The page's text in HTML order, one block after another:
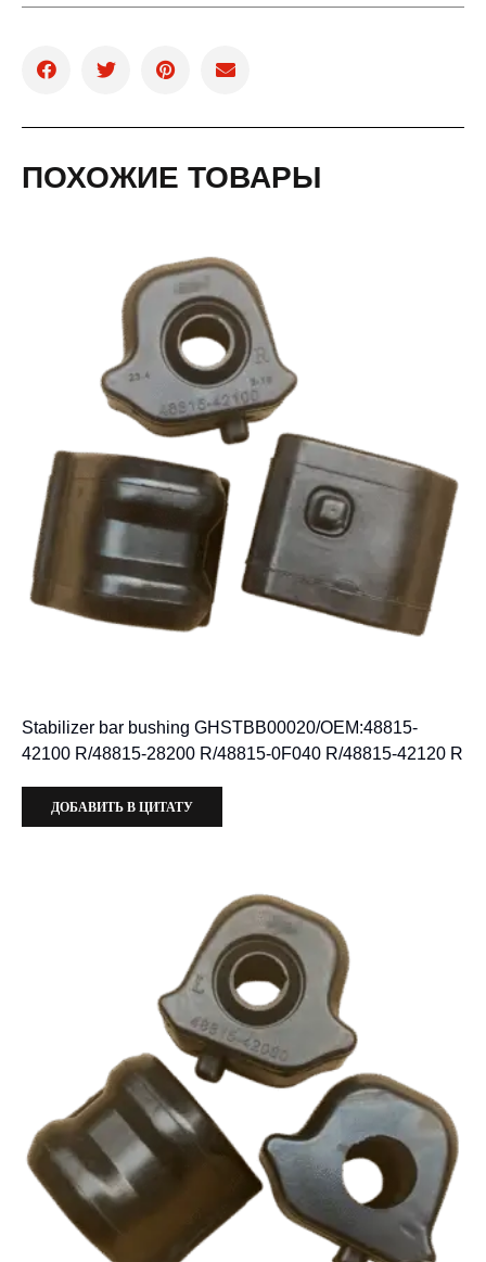
ПОХОЖИЕ ТОВАРЫ
Stabilizer bar bushing GHSTBB00020/OEM:48815-
42100 R/48815-28200 R/48815-0F040 R/48815-42120 R
ДОБАВИТЬ В ЦИТАТУ